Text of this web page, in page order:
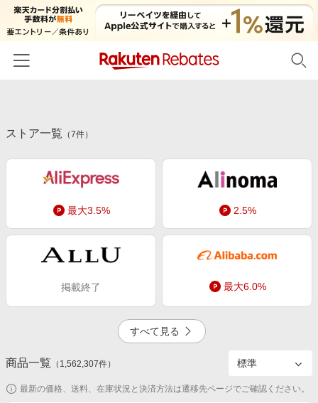
カテゴリー一覧
百貨店・総合ECモール
ファッション・インナー・小物
食品・スイーツ・お酒
日用品・キッチン用品
コスメ・健康・医薬品
キッズ・ベビー用品
ペット・花・DIY・車
初回購入者限定特典
新着ストアのご紹介
電子書籍特集
旅行特集
わくわく夏特集
友達紹介
楽天IDでログイン/会員登録
ストア一覧 （7件）
最大3.5% 2.5%
掲載終了 最大6.0%
3.0% 4.5%
すべて見る
商品一覧 （ 1,562,307件）
最新の価格、送料、在庫状況と決済方法は遷移先ページでご確認ください。